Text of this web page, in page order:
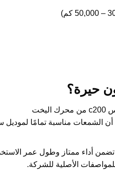
تضمن أداء ممتاز وطول عمر